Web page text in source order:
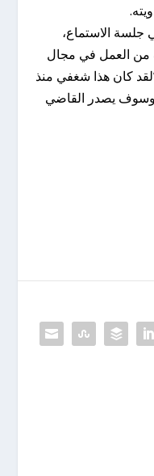
الاستماع،
من العمل في مجال
كان هذا شغفي منذ
يصدر القاضي